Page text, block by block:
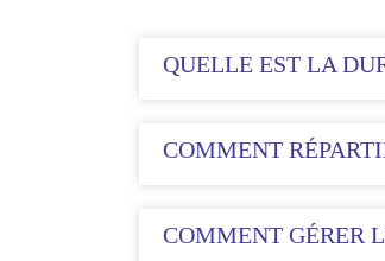
QUELLE EST LA
COMMENT
COMMENT GÉRER